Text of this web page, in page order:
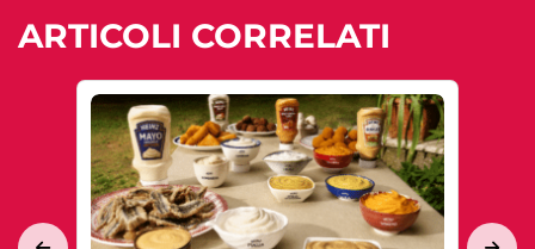
ARTICOLI CORRELATI